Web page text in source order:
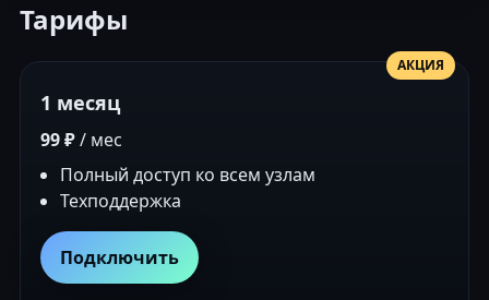
Тарифы
АКЦИЯ
1 месяц
99 ₽/ мес
Полный доступ ко всем узлам
Техподдержка
Подключить